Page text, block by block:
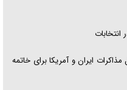
ایران و آمریکا برای خاتمه